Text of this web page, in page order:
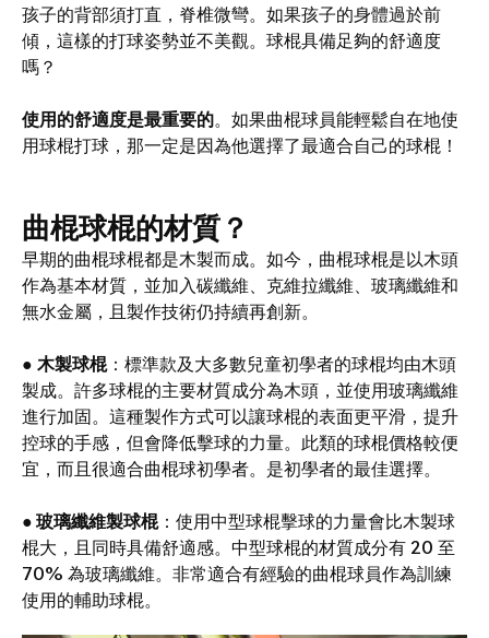
孩子的背部須打直，脊椎微彎。如果孩子的身體過於前
傾，這樣的打球姿勢並不美觀。球棍具備足夠的舒適度
嗎？
使用的舒適度是最重要的。如果曲棍球員能輕鬆自在地使
用球棍打球，那一定是因為他選擇了最適合自己的球棍！
曲棍球棍的材質？
早期的曲棍球棍都是木製而成。如今，曲棍球棍是以木頭
作為基本材質，並加入碳纖維、克維拉纖維、玻璃纖維和
無水金屬，且製作技術仍持續再創新。
● 木製球棍：標準款及大多數兒童初學者的球棍均由木頭
製成。許多球棍的主要材質成分為木頭，並使用玻璃纖維
進行加固。這種製作方式可以讓球棍的表面更平滑，提升
控球的手感，但會降低擊球的力量。此類的球棍價格較便
宜，而且很適合曲棍球初學者。是初學者的最佳選擇。
● 玻璃纖維製球棍：使用中型球棍擊球的力量會比木製球
棍大，且同時具備舒適感。中型球棍的材質成分有 20 至
70% 為玻璃纖維。非常適合有經驗的曲棍球員作為訓練
使用的輔助球棍。